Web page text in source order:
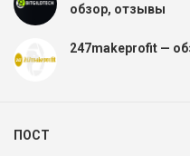
обзор, отзывы
247makeprofit —
ПОСТ